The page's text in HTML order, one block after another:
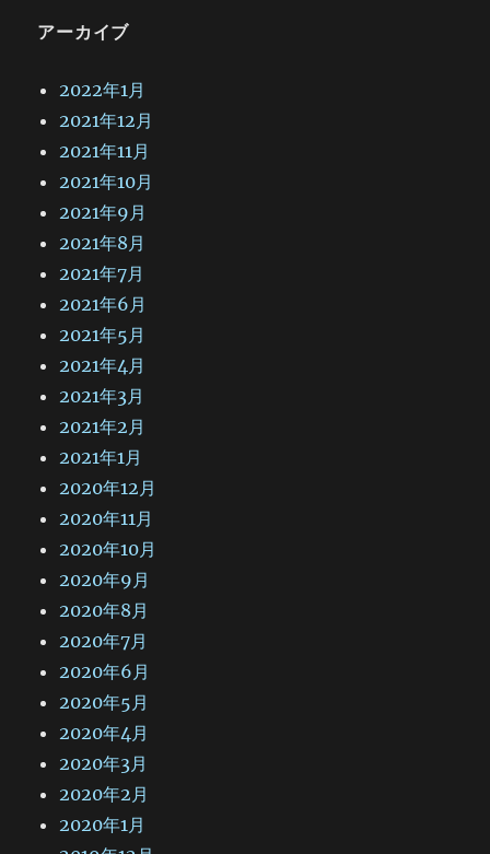
アーカイブ
2022年1月
2021年12月
2021年11月
2021年10月
2021年9月
2021年8月
2021年7月
2021年6月
2021年5月
2021年4月
2021年3月
2021年2月
2021年1月
2020年12月
2020年11月
2020年10月
2020年9月
2020年8月
2020年7月
2020年6月
2020年5月
2020年4月
2020年3月
2020年2月
2020年1月